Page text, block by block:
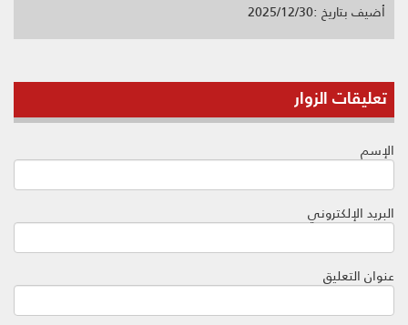
أضيف بتاريخ :2025/12/30
تعليقات الزوار
الإسم
البريد الإلكتروني
عنوان التعليق